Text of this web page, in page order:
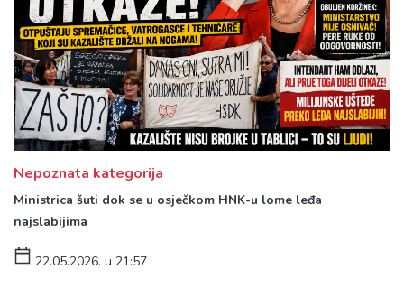
Nepoznata kategorija
Ministrica šuti dok se u osječkom HNK-u lome leđa
najslabijima
22.05.2026. u 21:57